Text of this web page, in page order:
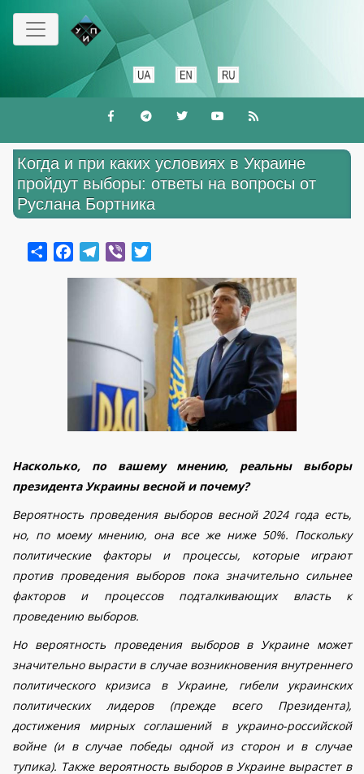
Перейти
основному
Когда и при каких условиях в Украине
пройдут выборы: ответы на вопросы от
Руслана Бортника
ShareFacebookTelegram
Viber
Насколько, по вашему мнению, реальны выборы
президента Украины весной и почему?
Вероятность проведения выборов весной 2024 года есть,
но, по моему мнению, она все же ниже 50%. Поскольку
политические факторы и процессы, которые играют
против проведения выборов пока значительно сильнее
факторов и процессов подталкивающих власть к
проведению выборов.
Но вероятность проведения выборов в Украине может
значительно вырасти в случае возникновения внутреннего
политического кризиса в Украине, гибели украинских
политических лидеров (прежде всего Президента),
достижения мирных соглашений в украино-российской
войне (и в случае победы одной из сторон и в случае
тупика). Также вероятность выборов в Украине вырастет в